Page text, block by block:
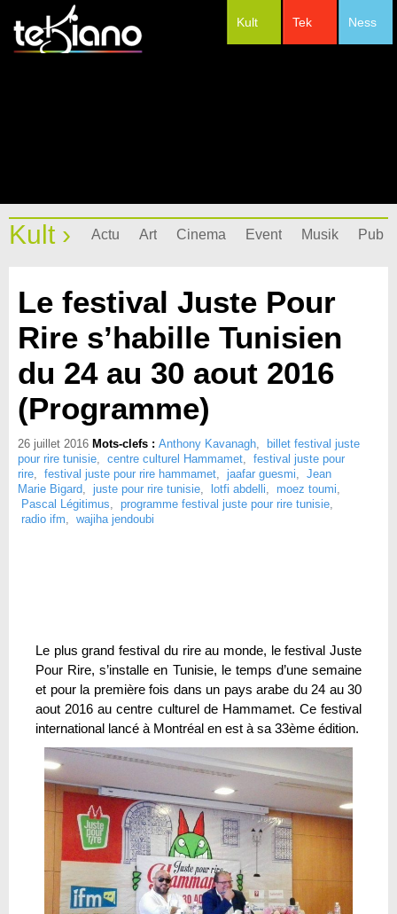
Ness
Tek
Kult
Kult › Actu Art Cinema Event Musik Pub
Le festival Juste Pour
Rire s’habille Tunisien
du 24 au 30 aout 2016
(Programme)
26 juillet 2016 Mots-clefs : Anthony Kavanagh,
billet festival juste
pour rire tunisie, centre culturel Hammamet, festival juste pour
rire, festival juste pour rire hammamet, jaafar guesmi, Jean
Marie Bigard, juste pour rire tunisie, lotfi abdelli, moez toumi,
Pascal Légitimus, programme festival juste pour rire tunisie,
radio ifm, wajiha jendoubi
Le plus grand festival du rire au monde, le festival Juste
Pour Rire, s’installe en Tunisie, le temps d’une semaine
et pour la première fois dans un pays arabe du 24 au 30
aout 2016 au centre culturel de Hammamet. Ce festival
international lancé à Montréal en est à sa 33ème édition.